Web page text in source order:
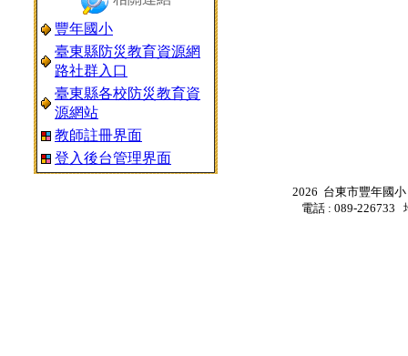
豐年國小
臺東縣防災教育資源網
路社群入口
臺東縣各校防災教育資
源網站
教師註冊界面
登入後台管理界面
2026 台東市豐年國
電話 : 089-226733